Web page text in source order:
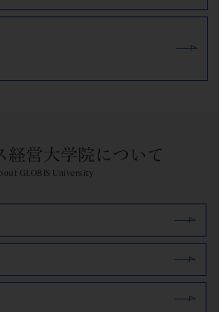
経営大学院について
GLOBIS University